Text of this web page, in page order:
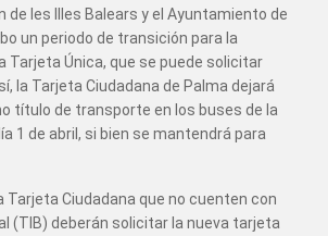
de les Illes Balears y el Ayuntamiento de
un periodo de transición para la
Tarjeta Única, que se puede solicitar
la Tarjeta Ciudadana de Palma dejará
título de transporte en los buses de la
1 de abril, si bien se mantendrá para
Tarjeta Ciudadana que no cuenten con
(TIB) deberán solicitar la nueva tarjeta